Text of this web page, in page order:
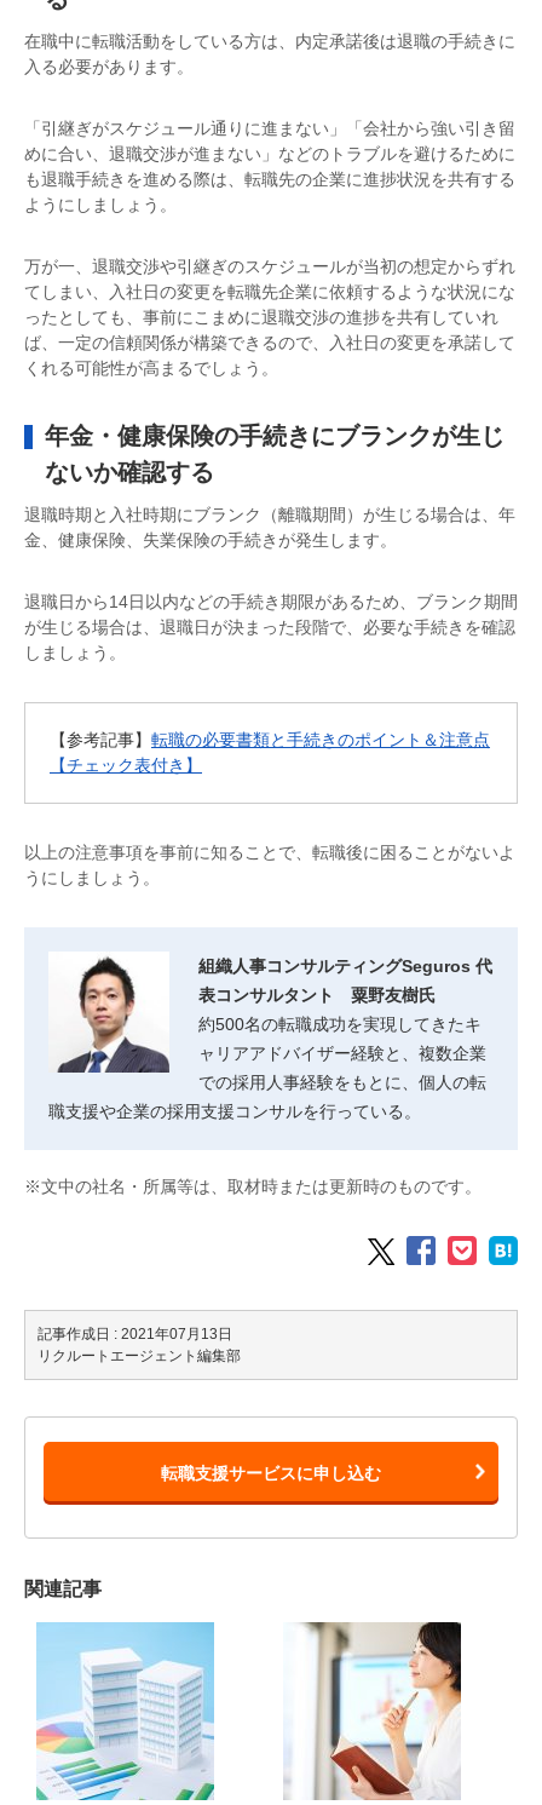
在職中に転職活動をしている方は、内定承諾後は退職の手続きに
入る必要があります。
「引継ぎがスケジュール通りに進まない」「会社から強い引き留
めに合い、退職交渉が進まない」などのトラブルを避けるために
も退職手続きを進める際は、転職先の企業に進捗状況を共有する
ようにしましょう。
万が一、退職交渉や引継ぎのスケジュールが当初の想定からずれ
てしまい、入社日の変更を転職先企業に依頼するような状況にな
ったとしても、事前にこまめに退職交渉の進捗を共有していれ
ば、一定の信頼関係が構築できるので、入社日の変更を承諾して
くれる可能性が高まるでしょう。
年金・健康保険の手続きにブランクが生じ
ないか確認する
退職時期と入社時期にブランク（離職期間）が生じる場合は、年
金、健康保険、失業保険の手続きが発生します。
退職日から14日以内などの手続き期限があるため、ブランク期間
が生じる場合は、退職日が決まった段階で、必要な手続きを確認
しましょう。
【参考記事】 転職の必要書類と手続きのポイント＆注意点
【チェック表付き】
以上の注意事項を事前に知ることで、転職後に困ることがないよ
うにしましょう。
組織人事コンサルティングSeguros 代
表コンサルタント 粟野友樹氏
約500名の転職成功を実現してきたキ
ャリアアドバイザー経験と、複数企業
での採用人事経験をもとに、個人の転
職支援や企業の採用支援コンサルを行っている。
※文中の社名・所属等は、取材時または更新時のものです。
記事作成日 : 2021年07月13日
リクルートエージェント編集部
転職支援サービスに申し込む
関連記事